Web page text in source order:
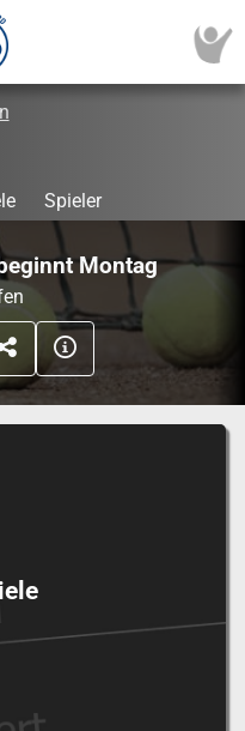
Spieler
Montag